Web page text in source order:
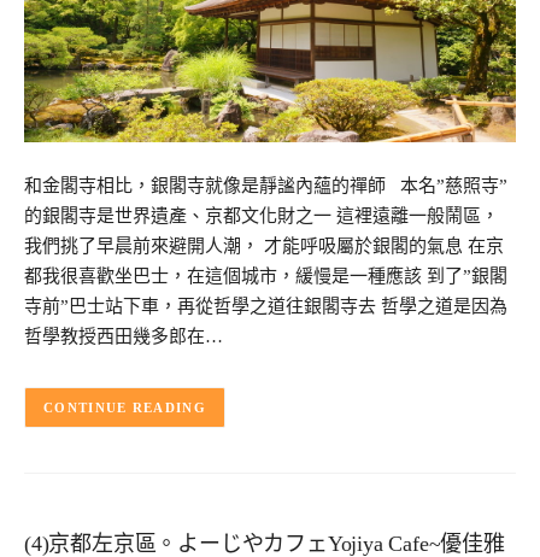
和金閣寺相比，銀閣寺就像是靜謐內蘊的禪師 本名”慈照寺”
的銀閣寺是世界遺產、京都文化財之一 這裡遠離一般鬧區，
我們挑了早晨前來避開人潮， 才能呼吸屬於銀閣的氣息 在京
都我很喜歡坐巴士，在這個城市，緩慢是一種應該 到了”銀閣
寺前”巴士站下車，再從哲學之道往銀閣寺去 哲學之道是因為
哲學教授西田幾多郎在…
CONTINUE READING
(4)京都左京區。よーじやカフェYojiya Cafe~優佳雅